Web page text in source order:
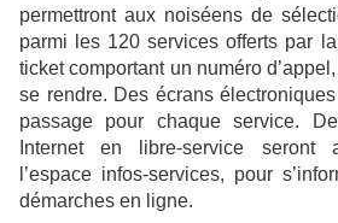
permettront aux noiséens de
parmi les 120 services offerts par
ticket comportant un numéro
se rendre. Des écrans
passage pour chaque service.
Internet en libre-service seront
l’espace infos-services, pour
démarches en ligne.